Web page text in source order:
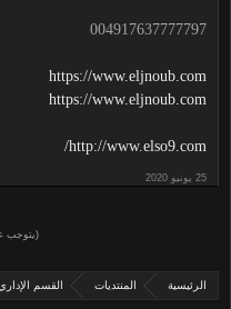
004917637777797
https://www.eljnoub.com
https://www.eljnoub.com
http://www.elso9.com/
(يتوجب
الرئيسية المنتديات القسم